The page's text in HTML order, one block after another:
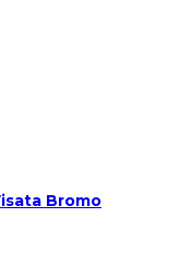
Bromo